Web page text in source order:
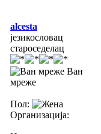
alcesta
језикословац
староседелац
Ван
мреже
Пол:
Организација: